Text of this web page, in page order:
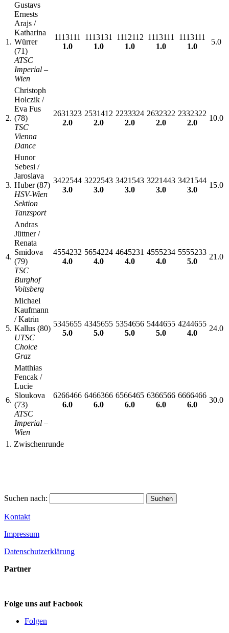
1.
Gustavs
Ernests
Arajs /
Katharina
Würrer
(71)
ATSC
Imperial –
Wien
1113111
1.0
1113131
1.0
1112112
1.0
1113111
1.0
1113111
1.0
5.0
2.
Christoph
Holczik /
Eva Fus
(78)
TSC
Vienna
Dance
2631323
2.0
2531412
2.0
2233324
2.0
2632322
2.0
2332322
2.0
10.0
3.
Hunor
Sebesi /
Jaroslava
Huber (87)
HSV-Wien
Sektion
Tanzsport
3422544
3.0
3222543
3.0
3421543
3.0
3221443
3.0
3421544
3.0
15.0
4.
Andras
Jüttner /
Renata
Smidova
(79)
TSC
Burghof
Voitsberg
4554232
4.0
5654224
4.0
4645231
4.0
4555234
4.0
5555233
5.0
21.0
5.
Michael
Kaufmann
/ Katrin
Kallus (80)
UTSC
Choice
Graz
5345655
5.0
4345655
5.0
5354656
5.0
5444655
5.0
4244655
4.0
24.0
6.
Matthias
Fencak /
Lucie
Sloukova
(73)
ATSC
Imperial –
Wien
6266466
6.0
6466366
6.0
6566465
6.0
6366566
6.0
6666466
6.0
30.0
1. Zwischenrunde
Suchen nach:
Kontakt
Impressum
Datenschutzerklärung
Partner
Folge uns auf Facbook
Folgen